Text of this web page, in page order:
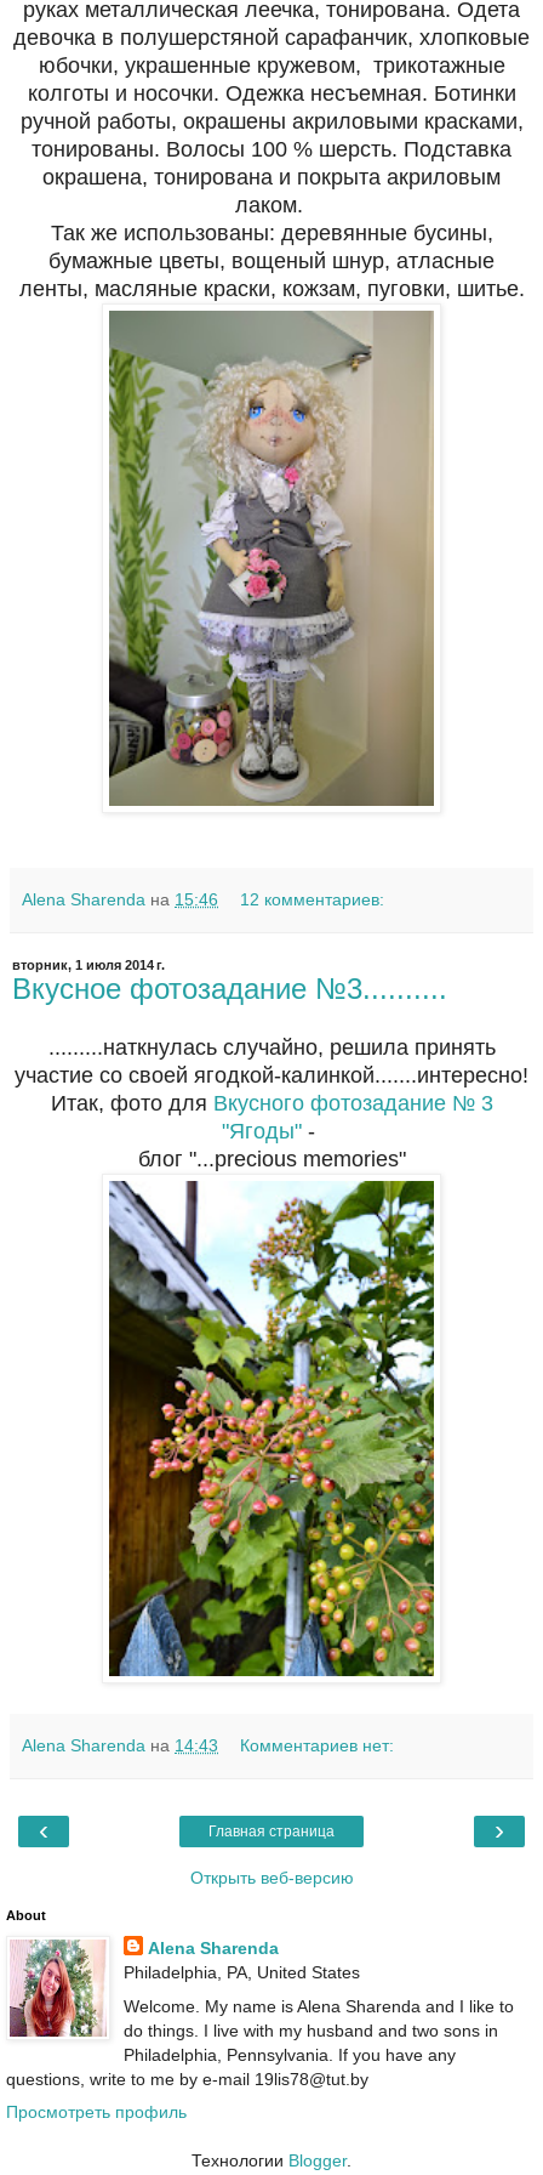
руках металлическая леечка, тонирована. Одета
девочка в полушерстяной сарафанчик, хлопковые
юбочки, украшенные кружевом, трикотажные
колготы и носочки. Одежка несъемная. Ботинки
ручной работы, окрашены акриловыми красками,
тонированы. Волосы 100 % шерсть. Подставка
окрашена, тонирована и покрыта акриловым
лаком.
Так же использованы: деревянные бусины,
бумажные цветы, вощеный шнур, атласные
ленты, масляные краски, кожзам, пуговки, шитье.
Alena Sharenda на 15:46 12 комментариев:
вторник, 1 июля 2014 г.
Вкусное фотозадание №3..........
.........наткнулась случайно, решила принять
участие со своей ягодкой-калинкой.......интересно!
Итак, фото для Вкусного фотозадание № 3
"Ягоды" -
блог "...precious memories"
Alena Sharenda на 14:43 Комментариев нет:
‹ ›
Главная страница
Открыть веб-версию
About
Alena Sharenda
Philadelphia, PA, United States
Welcome. My name is Alena Sharenda and I like to
do things. I live with my husband and two sons in
Philadelphia, Pennsylvania. If you have any
questions, write to me by e-mail 19lis78@tut.by
Просмотреть профиль
Технологии Blogger.